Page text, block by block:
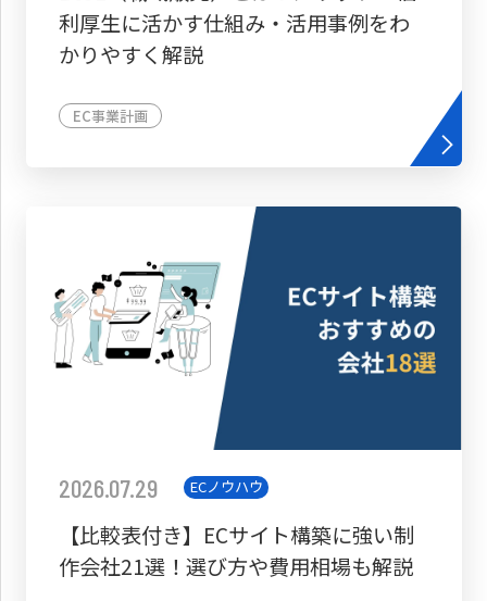
利厚生に活かす仕組み・活用事例をわ
かりやすく解説
EC事業計画
2026.07.29 ECノウハウ
【比較表付き】ECサイト構築に強い制
作会社21選！選び方や費用相場も解説